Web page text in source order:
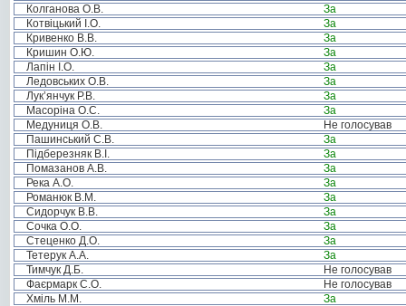
Колганова О.В.
За
Котвіцький І.О.
За
Кривенко В.В.
За
Кришин О.Ю.
За
Лапін І.О.
За
Ледовських О.В.
За
Лук’янчук Р.В.
За
Масоріна О.С.
За
Медуниця О.В.
Не голосував
Пашинський С.В.
За
Підберезняк В.І.
За
Помазанов А.В.
За
Река А.О.
За
Романюк В.М.
За
Сидорчук В.В.
За
Сочка О.О.
За
Стеценко Д.О.
За
Тетерук А.А.
За
Тимчук Д.Б.
Не голосував
Фаєрмарк С.О.
Не голосував
Хміль М.М.
За